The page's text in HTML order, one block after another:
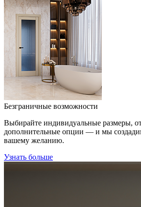
Безграничные возможности
Выбирайте индивидуальные размеры,
дополнительные опции — и мы
вашему желанию.
Узнать больше